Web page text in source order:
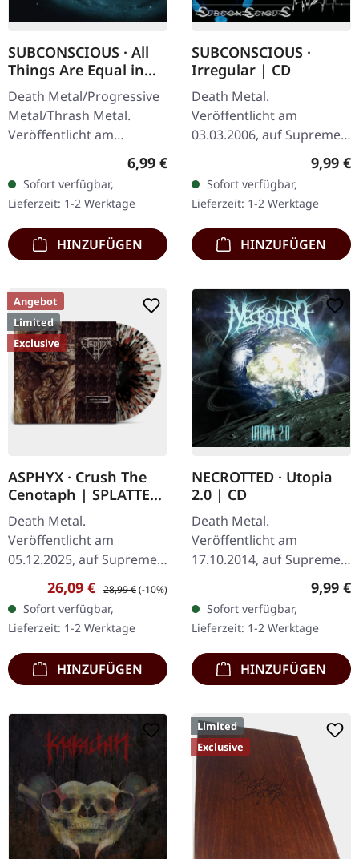
SUBCONSCIOUS · All
Things Are Equal in
Death | CD
Death Metal/Progressive
Metal/Thrash Metal.
Veröffentlicht am
08.08.2008, auf Supreme
Chaos Records. CD im
Jewelcase mit 8-seitigem
Booklet.…
Regulärer Preis:
6,99 €
Sofort verfügbar,
Lieferzeit: 1-2 Werktage
HINZUFÜGEN
SUBCONSCIOUS ·
Irregular | CD
Death Metal.
Veröffentlicht am
03.03.2006, auf Supreme
Chaos Records. CD im
Jewelcase mit 8-seitigem
Booklet. Subconscious
liefern mit "Irregular"…
9,99 €
Sofort verfügbar,
Lieferzeit: 1-2 Werktage
HINZUFÜGEN
Angebot
Limited
Exclusive
ASPHYX · Crush The
Cenotaph | SPLATTER
LP
Death Metal.
Veröffentlicht am
05.12.2025, auf Supreme
Chaos Records.
Knochenweißes Vinyl mit
Braun, Rost-Rot, Schwarz
Splatter. Full Dynamic
Range…
Verkaufspreis:
26,09 € Regulärer Preis:
28,99 €(-10%)
Sofort verfügbar,
Lieferzeit: 1-2 Werktage
HINZUFÜGEN
NECROTTED · Utopia
2.0 | CD
Death Metal.
Veröffentlicht am
17.10.2014, auf Supreme
Chaos Records. CD im
Jewelcase. Das neueste
Album von NECROTTED
bietet mal wieder nur
das…
9,99 €
Sofort verfügbar,
Lieferzeit: 1-2 Werktage
HINZUFÜGEN
Limited
Exclusive